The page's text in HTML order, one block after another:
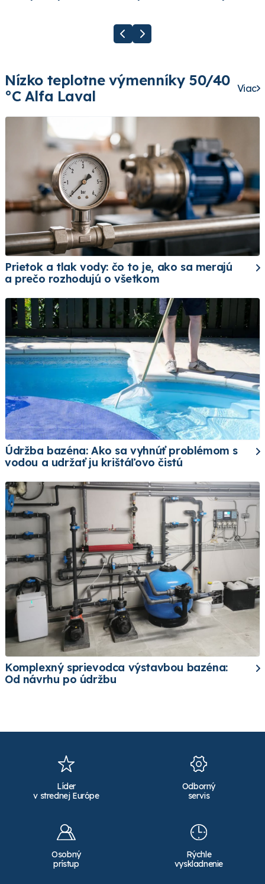
Nízko teplotne výmenníky 50/40
°C Alfa Laval
Viac
Prietok a tlak vody: čo to je, ako sa merajú
a prečo rozhodujú o všetkom
Údržba bazéna: Ako sa vyhnúť problémom s
vodou a udržať ju krištáľovo čistú
Komplexný sprievodca výstavbou bazéna:
Od návrhu po údržbu
Líder
v strednej Európe
Odborný
servis
Osobný
prístup
Rýchle
vyskladnenie